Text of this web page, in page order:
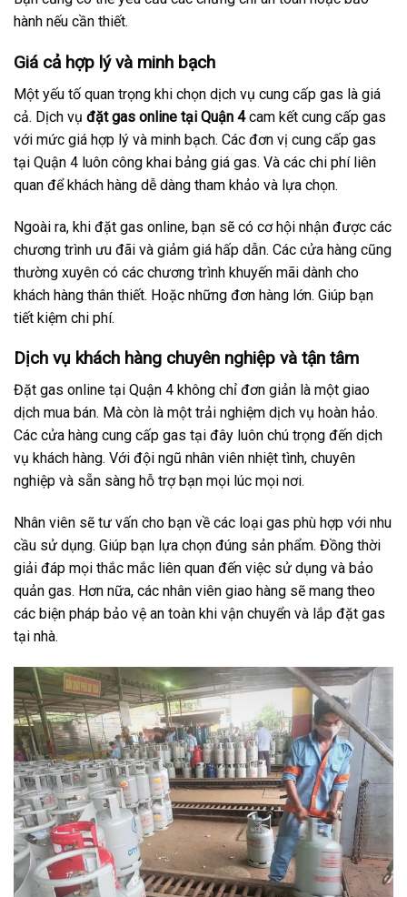
hành nếu cần thiết.
Giá cả hợp lý và minh bạch
Một yếu tố quan trọng khi chọn dịch vụ cung cấp gas là giá
cả. Dịch vụ đặt gas online tại Quận 4cam kết cung cấp gas
với mức giá hợp lý và minh bạch. Các đơn vị cung cấp gas
tại Quận 4 luôn công khai bảng giá gas. Và các chi phí liên
quan để khách hàng dễ dàng tham khảo và lựa chọn.
Ngoài ra, khi đặt gas online, bạn sẽ có cơ hội nhận được các
chương trình ưu đãi và giảm giá hấp dẫn. Các cửa hàng cũng
thường xuyên có các chương trình khuyến mãi dành cho
khách hàng thân thiết. Hoặc những đơn hàng lớn. Giúp bạn
tiết kiệm chi phí.
Dịch vụ khách hàng chuyên nghiệp và tận tâm
Đặt gas online tại Quận 4 không chỉ đơn giản là một giao
dịch mua bán. Mà còn là một trải nghiệm dịch vụ hoàn hảo.
Các cửa hàng cung cấp gas tại đây luôn chú trọng đến dịch
vụ khách hàng. Với đội ngũ nhân viên nhiệt tình, chuyên
nghiệp và sẵn sàng hỗ trợ bạn mọi lúc mọi nơi.
Nhân viên sẽ tư vấn cho bạn về các loại gas phù hợp với nhu
cầu sử dụng. Giúp bạn lựa chọn đúng sản phẩm. Đồng thời
giải đáp mọi thắc mắc liên quan đến việc sử dụng và bảo
quản gas. Hơn nữa, các nhân viên giao hàng sẽ mang theo
các biện pháp bảo vệ an toàn khi vận chuyển và lắp đặt gas
tại nhà.